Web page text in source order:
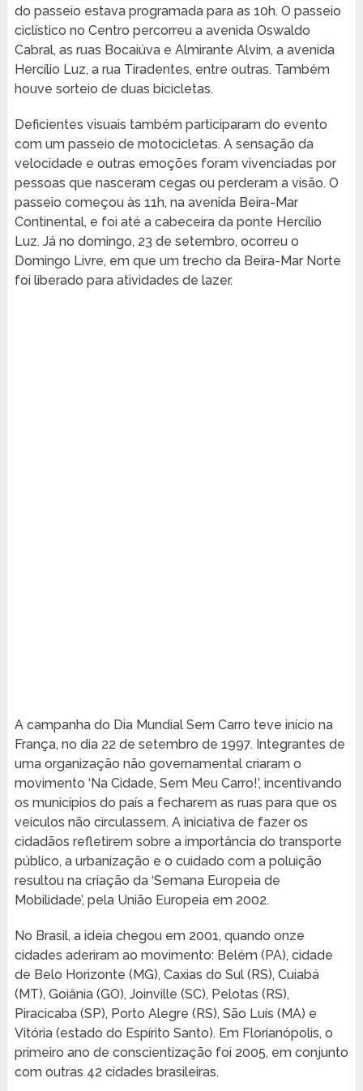
do passeio estava programada para as 10h. O passeio
ciclístico no Centro percorreu a avenida Oswaldo
Cabral, as ruas Bocaiúva e Almirante Alvim, a avenida
Hercílio Luz, a rua Tiradentes, entre outras. Também
houve sorteio de duas bicicletas.
Deficientes visuais também participaram do evento
com um passeio de motocicletas. A sensação da
velocidade e outras emoções foram vivenciadas por
pessoas que nasceram cegas ou perderam a visão. O
passeio começou às 11h, na avenida Beira-Mar
Continental, e foi até a cabeceira da ponte Hercílio
Luz. Já no domingo, 23 de setembro, ocorreu o
Domingo Livre, em que um trecho da Beira-Mar Norte
foi liberado para atividades de lazer.
A campanha do Dia Mundial Sem Carro teve início na
França, no dia 22 de setembro de 1997. Integrantes de
uma organização não governamental criaram o
movimento ‘Na Cidade, Sem Meu Carro!’, incentivando
os municípios do país a fecharem as ruas para que os
veículos não circulassem. A iniciativa de fazer os
cidadãos refletirem sobre a importância do transporte
público, a urbanização e o cuidado com a poluição
resultou na criação da ‘Semana Europeia de
Mobilidade’, pela União Europeia em 2002.
No Brasil, a ideia chegou em 2001, quando onze
cidades aderiram ao movimento: Belém (PA), cidade
de Belo Horizonte (MG), Caxias do Sul (RS), Cuiabá
(MT), Goiânia (GO), Joinville (SC), Pelotas (RS),
Piracicaba (SP), Porto Alegre (RS), São Luís (MA) e
Vitória (estado do Espírito Santo). Em Florianópolis, o
primeiro ano de conscientização foi 2005, em conjunto
com outras 42 cidades brasileiras.